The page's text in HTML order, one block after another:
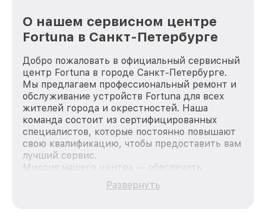
О нашем сервисном центре
Fortuna в Санкт-Петербурге
Добро пожаловать в официальный сервисный
центр Fortuna в городе Санкт-Петербурге.
Мы предлагаем профессиональный ремонт и
обслуживание устройств Fortuna для всех
жителей города и окрестностей. Наша
команда состоит из сертифицированных
специалистов, которые постоянно повышают
свою квалификацию, чтобы предоставить вам
лучший сервис.
Миссия нашего центра — обеспечить
качественный и доступный ремонт для
каждого пользователя продукции Fortuna, вне
Развернуть